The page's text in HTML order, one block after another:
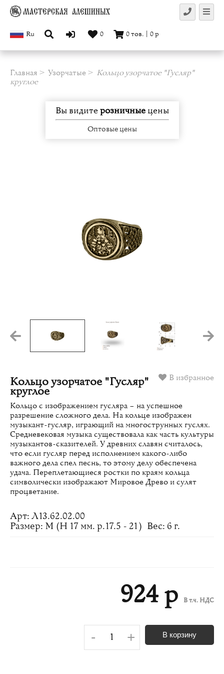
Ru 0 0тов. 0р
Главная Узорчатые
Кольцо узорчатое "Гусляр"
круглое
Вы видитерозничныецены
Оптовые цены
В избранное
Кольцо узорчатое "Гусляр"
круглое
Кольцо с изображением гусляра – на успешное
разрешение сложного дела. На кольце изображен
музыкант-гусляр, играющий на многострунных гуслях.
Средневековая музыка существовала как часть культуры
музыкантов-сказителей. У древних славян считалось,
что если гусляр перед исполнением какого-либо
важного дела спел песнь, то этому делу обеспечена
удача. Переплетающиеся ростки по краям кольца
символически изображают Мировое Древо и сулят
процветание.
Арт: Л13.62.02.00
Размер: M (H 17 мм. р.17.5 - 21) Вес: 6 г.
924 р В т.ч. НДС
- + В корзину